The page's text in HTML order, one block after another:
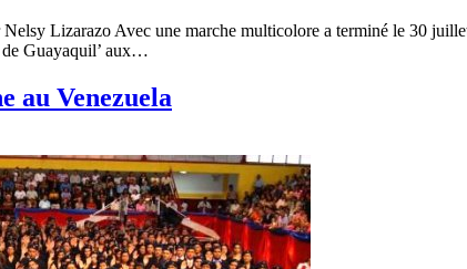
Lizarazo Avec une marche multicolore a terminé le 30
Guayaquil’ aux…
au Venezuela